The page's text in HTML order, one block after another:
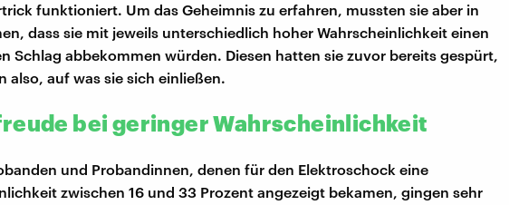
funktioniert. Um das Geheimnis zu erfahren, mussten sie aber in
dass sie mit jeweils unterschiedlich hoher Wahrscheinlichkeit einen
Schlag abbekommen würden. Diesen hatten sie zuvor bereits gespürt,
also, auf was sie sich einließen.
bei geringer Wahrscheinlichkeit
und Probandinnen, denen für den Elektroschock eine
zwischen 16 und 33 Prozent angezeigt bekamen, gingen sehr